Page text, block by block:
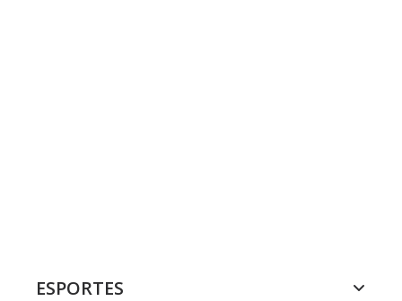
ESPORTES